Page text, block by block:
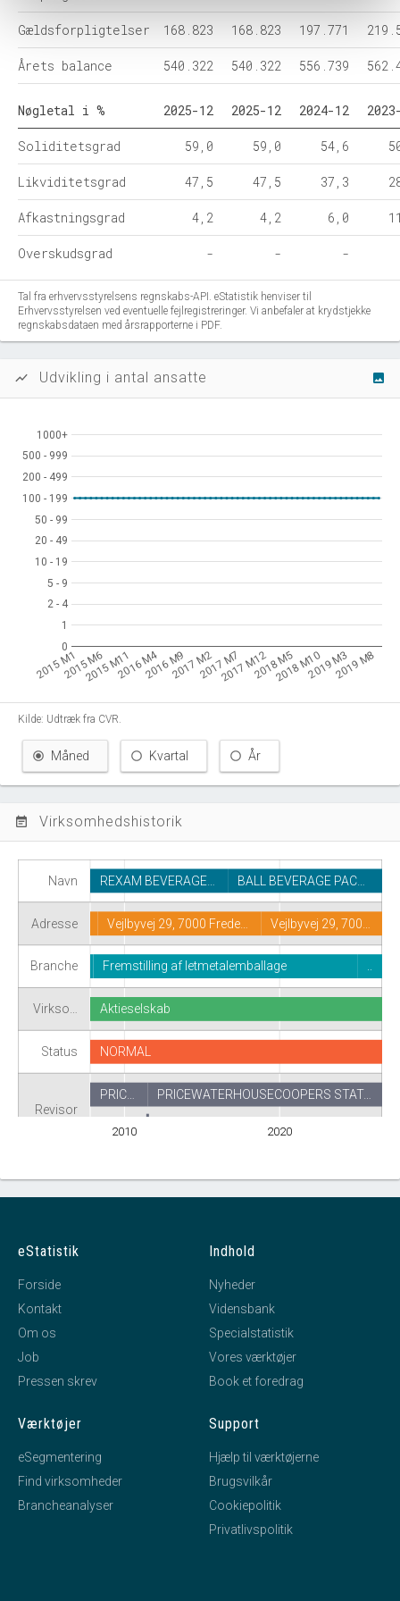
Gældsforpligtelser 168.823 168.823 197.771
Årets balance 540.322 540.322 556.739
Nøgletal i % 2025-12 2025-12 2024-12
Soliditetsgrad 59,0 59,0 54,6
Likviditetsgrad 47,5 47,5 37,3
Afkastningsgrad 4,2 4,2 6,0
Overskudsgrad - - -
Tal fra erhvervsstyrelsens regnskabs-API. eStatistik henviser til
Erhvervsstyrelsen ved eventuelle fejlregistreringer. Vi anbefaler at krydstjekke
regnskabsdataen med årsrapporterne i PDF.
show_chart Udvikling i antal ansatte image
2015 M12015 M62015 M112016 M42016 M92017 M22017 M72017 M122018 M52018 M102019 M32019 M8
0
0
11
2 - 4
2 - 4
5 - 9
5 - 9
10 - 19
10 - 19
20 - 49
20 - 49
50 - 99
50 - 99
100 - 199
100 - 199
200 - 499
200 - 499
500 - 999
500 - 999
1000+
1000+
Kilde: Udtræk fra CVR.
Måned Kvartal År
event_note Virksomhedshistorik
2010 2020
Navn
Adresse
Branche
Virkso…
Status
Revisor
REXAM BEVERAGE… BALL BEVERAGE PAC…
Vejlbyvej 29, 7000 Frede… Vejlbyvej 29, 700…
Fremstilling af letmetalemballage ..
Aktieselskab
NORMAL
PRIC… PRICEWATERHOUSECOOPERS STAT…
eStatistik
Forside
Kontakt
Om os
Job
Pressen skrev
Indhold
Nyheder
Vidensbank
Specialstatistik
Vores værktøjer
Book et foredrag
Værktøjer
eSegmentering
Find virksomheder
Brancheanalyser
Support
Hjælp til værktøjerne
Brugsvilkår
Cookiepolitik
Privatlivspolitik